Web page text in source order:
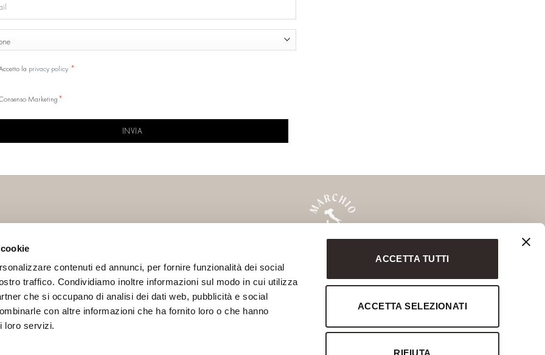
contenuti ed annunci, per fornire funzionalità dei social
traffico. Condividiamo inoltre informazioni sul modo in cui utilizza
che si occupano di analisi dei dati web, pubblicità e social
con altre informazioni che ha fornito loro o che hanno
loro servizi.
ACCETTA TUTTI
ACCETTA SELEZIONATI
RIFIUTA
la privacy policy *
Marketing*
INFO
Contacts
Terms and conditions
Privacy Policy
MARCHIO STORICO
Savio Interiors
Marchio Storico